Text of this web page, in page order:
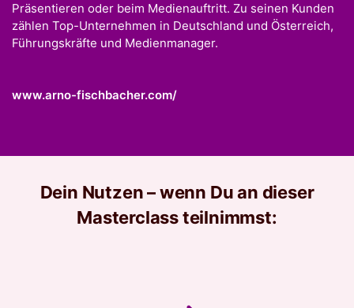
Präsentieren oder beim Medienauftritt. Zu seinen Kunden
zählen Top-Unternehmen in Deutschland und Österreich,
Führungskräfte und Medienmanager.
www.arno-fischbacher.com/
Dein Nutzen – wenn Du an dieser
Masterclass teilnimmst: